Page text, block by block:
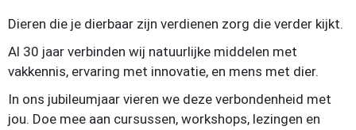
Dieren die je dierbaar zijn verdienen zorg die verder kijkt.
Al 30 jaar verbinden wij natuurlijke middelen met
vakkennis, ervaring met innovatie, en mens met dier.
In ons jubileumjaar vieren we deze verbondenheid met
jou. Doe mee aan cursussen, workshops, lezingen en